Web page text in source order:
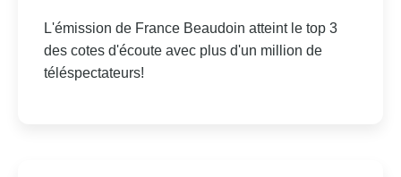
L'émission de France Beaudoin atteint le top 3
des cotes d'écoute avec plus d'un million de
téléspectateurs!